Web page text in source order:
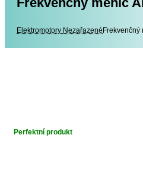
Elektromotory Elektromotory
Nezařazené Frekvenčný
Perfektní produkt